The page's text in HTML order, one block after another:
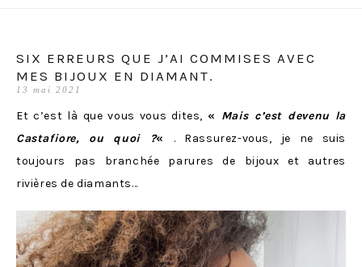
SIX ERREURS QUE J’AI COMMISES AVEC
MES BIJOUX EN DIAMANT.
13 mai 2021
Et c’est là que vous vous dites, « Mais c’est devenu la
Castafiore, ou quoi ?« . Rassurez-vous, je ne suis
toujours pas branchée parures de bijoux et autres
rivières de diamants…